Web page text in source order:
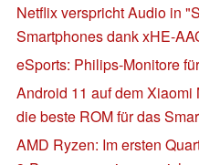
Netflix verspricht Audio in
Smartphones dank xHE-
eSports: Philips-Monitore
Android 11 auf dem
die beste ROM für das
AMD Ryzen: Im ersten